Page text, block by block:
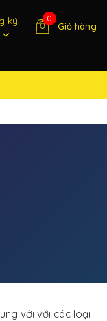
ký
0
Giỏ hàng
với với các loại